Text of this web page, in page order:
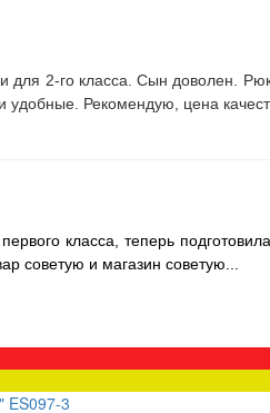
для 2-го класса. Сын доволен.
удобные. Рекомендую, цена
класса, теперь
советую и магазин советую...